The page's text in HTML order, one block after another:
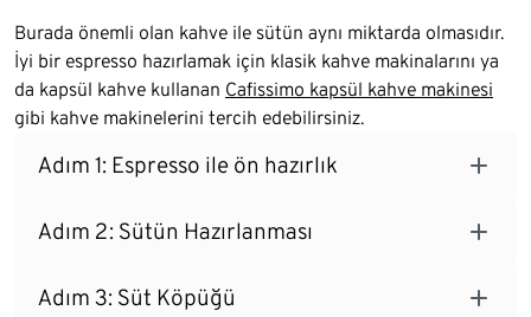
Burada önemli olan kahve ile sütün aynı miktarda olmasıdır.
İyi bir espresso hazırlamak için klasik kahve makinalarını ya
da kapsül kahve kullanan Cafissimo kapsül kahve makinesi
gibi kahve makinelerini tercih edebilirsiniz.
Adım 1: Espresso ile ön hazırlık
Adım 2: Sütün Hazırlanması
Adım 3: Süt Köpüğü